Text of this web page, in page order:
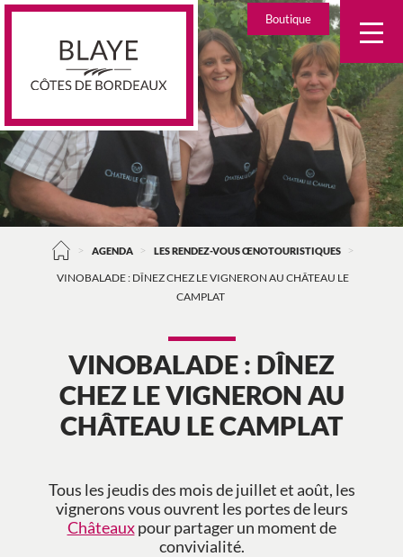
Skip
Boutique
> AGENDA > LES RENDEZ-VOUS ŒNOTOURISTIQUES >
VINOBALADE : DÎNEZ CHEZ LE VIGNERON AU CHÂTEAU LE
CAMPLAT
VINOBALADE : DÎNEZ
CHEZ LE VIGNERON AU
CHÂTEAU LE CAMPLAT
Tous les jeudis des mois de juillet et août, les
vignerons vous ouvrent les portes de leurs
Châteauxpour partager un moment de
convivialité.